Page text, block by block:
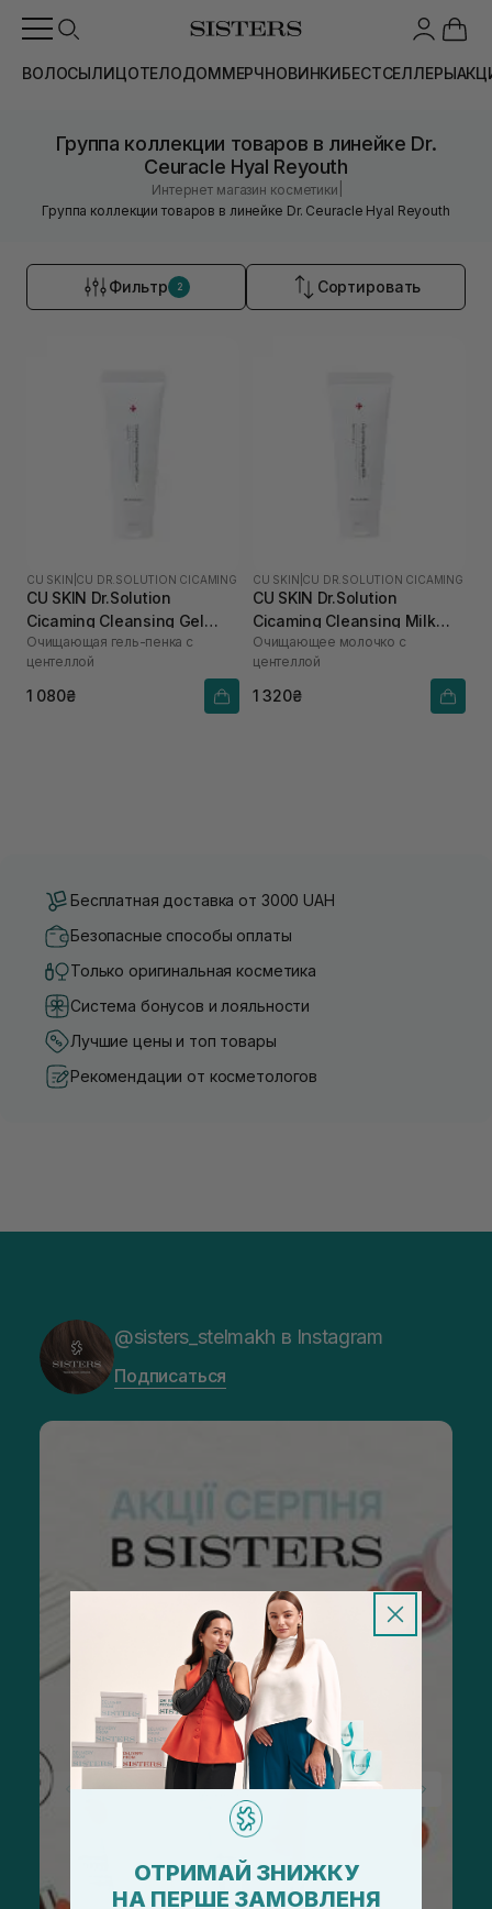
ВОЛОСЫЛИЦОТЕЛОДОММЕРЧНОВИНКИБЕСТСЕЛЛЕРЫ
Группа коллекции товаров в линейке Dr.
Ceuracle Hyal Reyouth
Интернет магазин косметики
Группа коллекции товаров в линейке Dr. Ceuracle Hyal Reyouth
Фильтр 2 Сортировать
CU SKIN CU DR.SOLUTION CICAMING
CU SKIN Dr.Solution
Cicaming Cleansing Gel
Foam 150 мл
Очищающая гель-пенка с
центеллой
1 080₴
CU SKIN CU DR.SOLUTION CICAMING
CU SKIN Dr.Solution
Cicaming Cleansing Milk
200 мл
Очищающее молочко с
центеллой
1 320₴
Бесплатная доставка от 3000 UAH
Безопасные способы оплаты
Только оригинальная косметика
Система бонусов и лояльности
Лучшие цены и топ товары
Рекомендации от косметологов
@sisters_stelmakh в Instagram
Подписаться
ОТРИМАЙ ЗНИЖКУ
НА ПЕРШЕ ЗАМОВЛЕНЯ